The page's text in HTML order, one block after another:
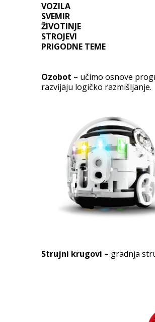
VOZILA
SVEMIR
ŽIVOTINJE
STROJEVI
PRIGODNE TEME
Ozobot – učimo osnove
razvijaju logičko razmišljanje.
Strujni krugovi – gradnja